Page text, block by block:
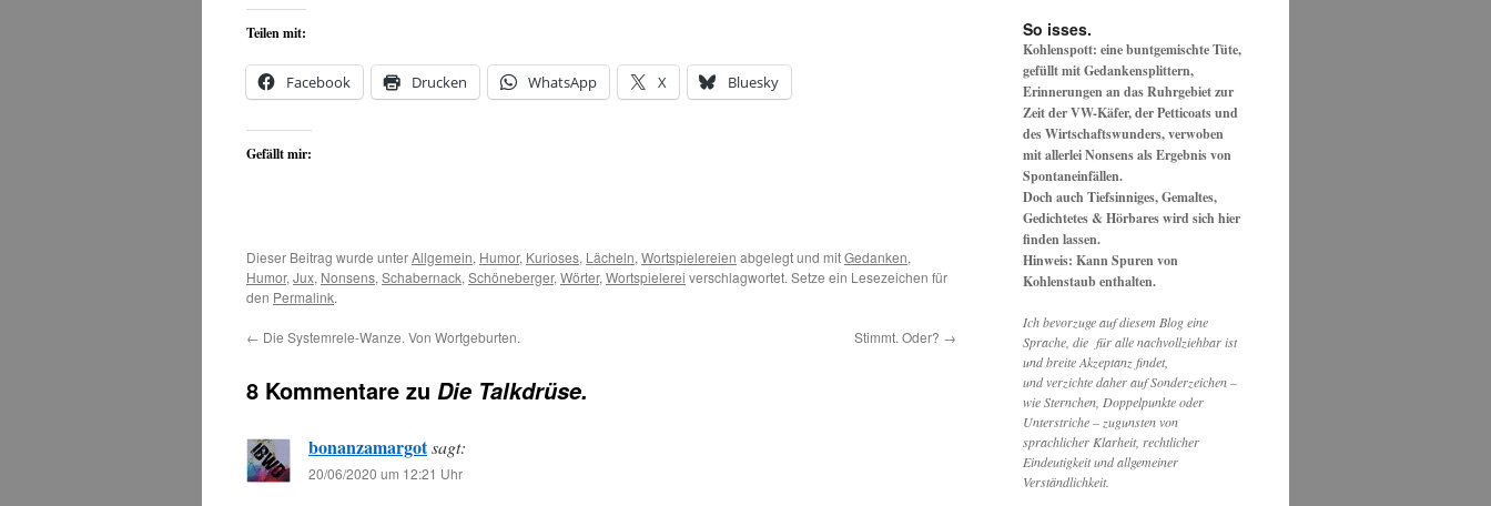
Teilen mit:
Facebook Drucken WhatsApp X Bluesky
Gefällt mir:
Dieser Beitrag wurde unterAllgemein, Humor, Kurioses, Lächeln, Wortspielereien abgelegt und mitGedanken,
Humor, Jux, Nonsens, Schabernack, Schöneberger, Wörter, Wortspielerei verschlagwortet. Setze ein Lesezeichen für
den Permalink.
← Die Systemrele-Wanze. Von Wortgeburten. Stimmt. Oder? →
8 Kommentare zu Die Talkdrüse.
bonanzamargotsagt:
20/06/2020 um 12:21 Uhr
So isses.
Kohlenspott: eine buntgemischte Tüte,
gefüllt mit Gedankensplittern,
Erinnerungen an das Ruhrgebiet zur
Zeit der VW-Käfer, der Petticoats und
des Wirtschaftswunders, verwoben
mit allerlei Nonsens als Ergebnis von
Spontaneinfällen.
Doch auch Tiefsinniges, Gemaltes,
Gedichtetes & Hörbares wird sich hier
finden lassen.
Hinweis: Kann Spuren von
Kohlenstaub enthalten.
Ich bevorzuge auf diesem Blog eine
Sprache, die für alle nachvollziehbar ist
und breite Akzeptanz findet,
und verzichte daher auf Sonderzeichen –
wie Sternchen, Doppelpunkte oder
Unterstriche – zugunsten von
sprachlicher Klarheit, rechtlicher
Eindeutigkeit und allgemeiner
Verständlichkeit.